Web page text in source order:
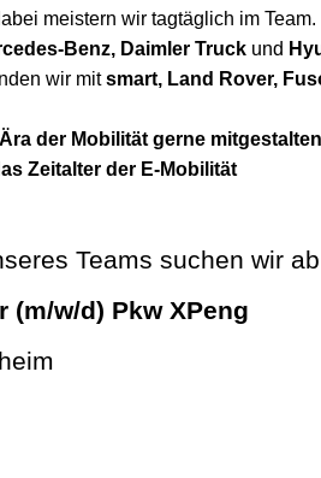
meistern wir tagtäglich im
Benz, Daimler Truck und
wir mitsmart, Land Rover,
der Mobilität gerne
Zeitalter der E-Mobilität
Teams suchen wir
(m/w/d) Pkw XPeng